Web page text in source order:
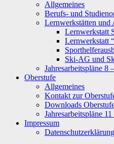
Allgemeines
Berufs- und
Lernwerkstätten und
Lernwerkstatt
Lernwerkstatt
Ski-AG und
Jahresarbeitspläne 8
Oberstufe
Allgemeines
Kontakt zur
Downloads
Jahresarbeitspläne
Impressum
Datenschutzerklärung